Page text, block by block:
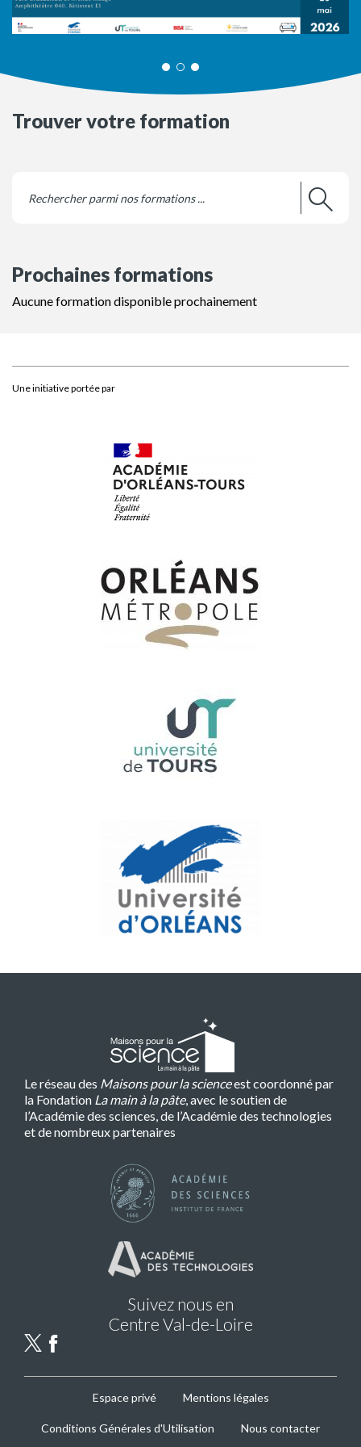
Trouver votre formation
Prochaines formations
Aucune formation disponible prochainement
Une initiative portée par
Le réseau des Maisons pour la scienceest coordonné par
la Fondation La main à la pâte, avec le soutien de
l’Académie des sciences, de l’Académie des technologies
et de nombreux partenaires
Suivez nous en
Centre Val-de-Loire
Footer
Espace privé Mentions légales
Conditions Générales d'Utilisation Nous contacter